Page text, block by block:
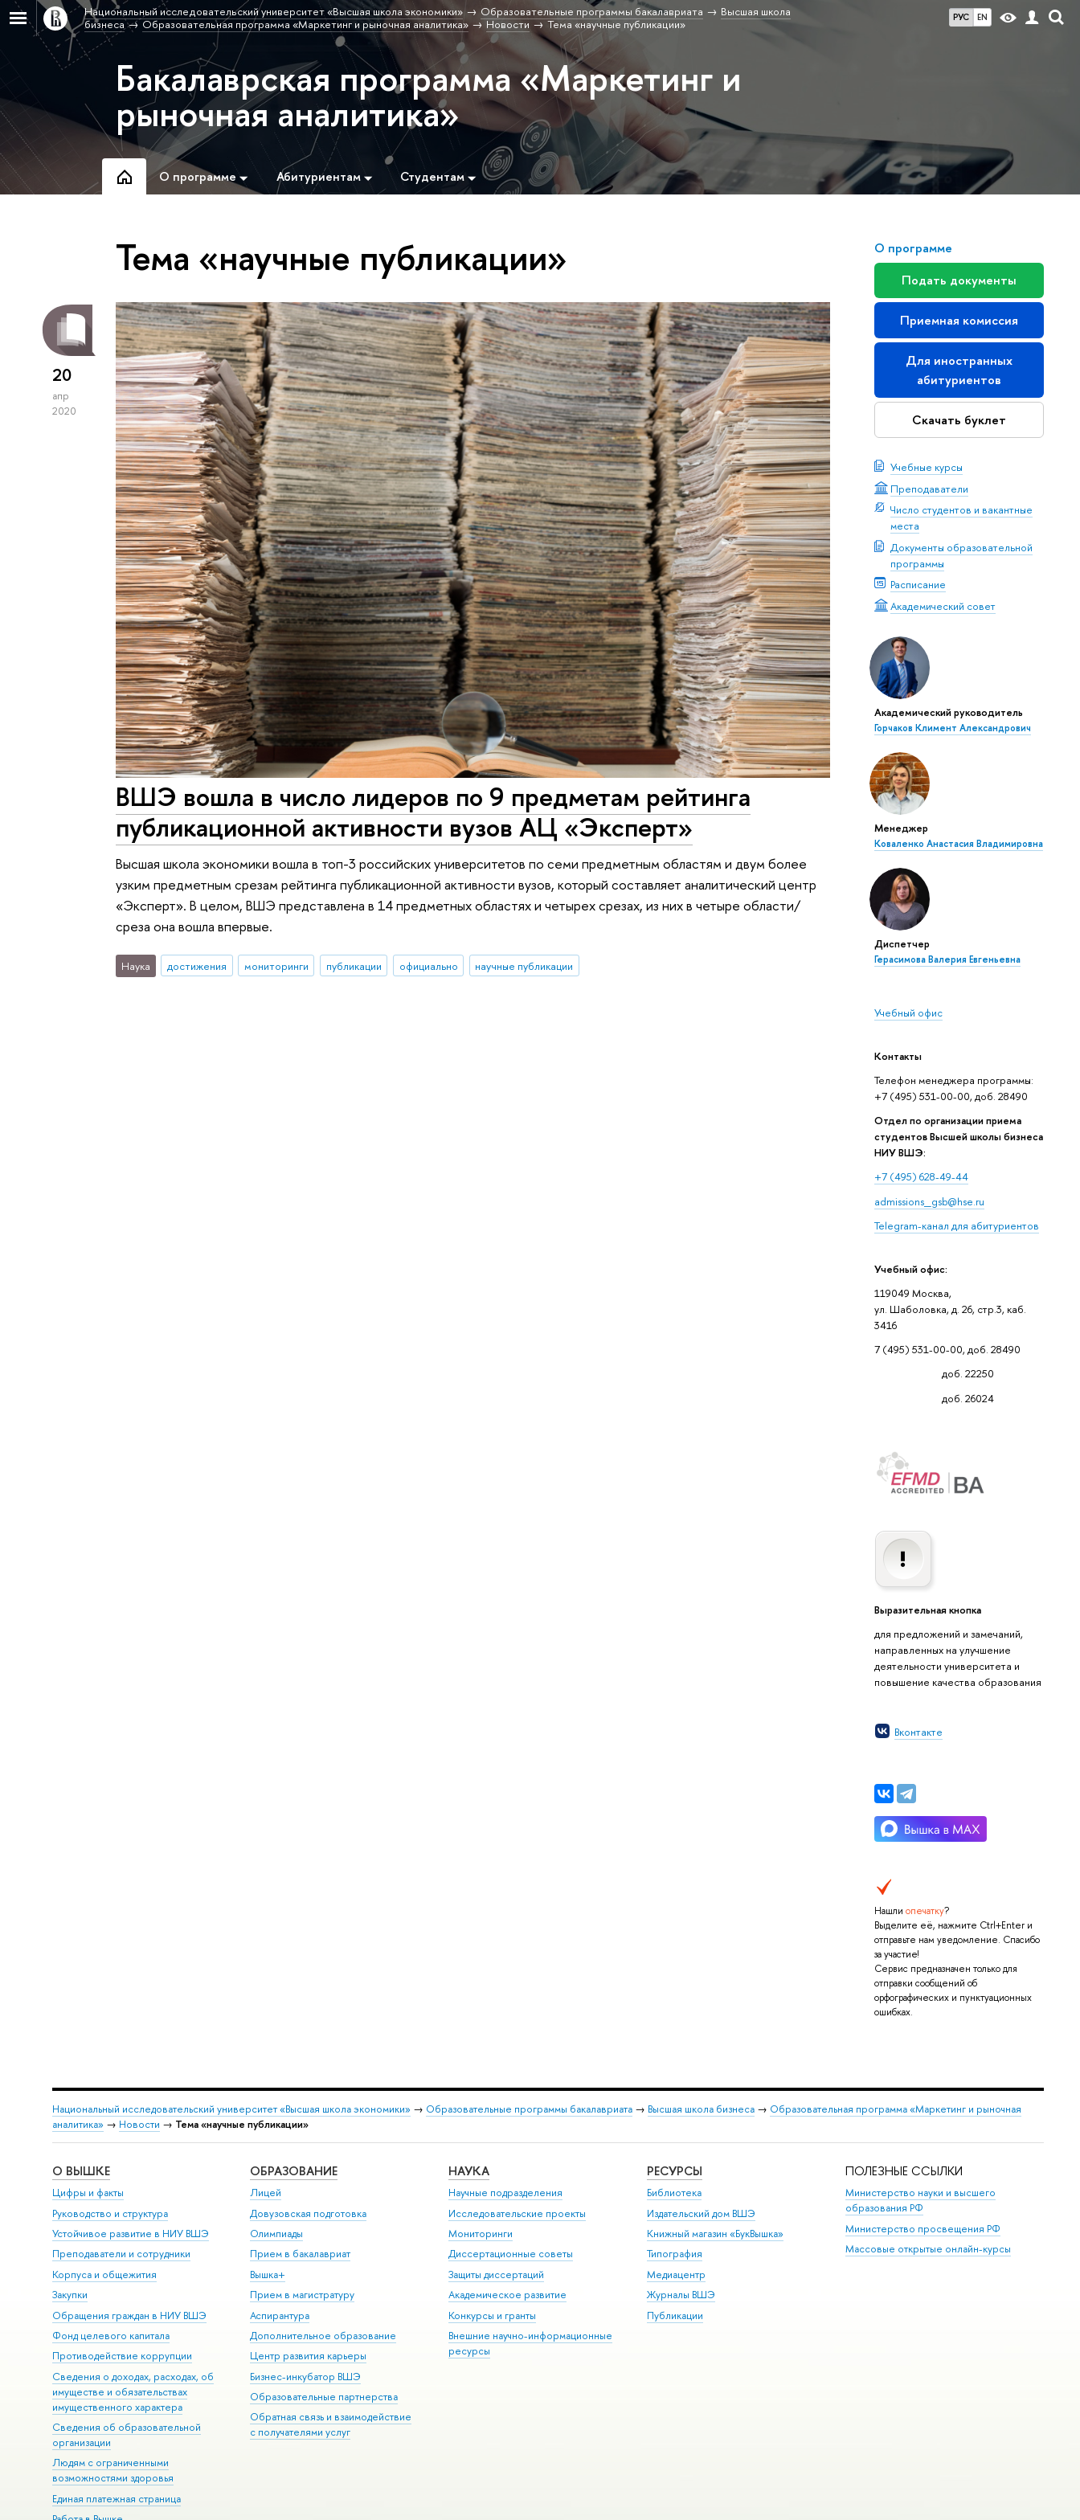
РУС EN
Национальный исследовательский университет «Высшая школа экономики» Образовательные программы бакалавриата
Высшая школа
бизнеса
Образовательная программа «Маркетинг и рыночная аналитика» Новости Тема «научные публикации»
Бакалаврская программа «Маркетинг и
рыночная аналитика»
О программе Абитуриентам Студентам
О программе
Подать документы
Приемная комиссия
Для иностранных
абитуриентов
Скачать буклет
Учебные курсы
Преподаватели
Число студентов и вакантные
места
Документы образовательной
программы
Расписание
Академический совет
Академический руководитель
Горчаков Климент Александрович
Менеджер
Коваленко Анастасия Владимировна
Диспетчер
Герасимова Валерия Евгеньевна
Учебный офис
Контакты
Телефон менеджера программы:
+7 (495) 531-00-00, доб. 28490
Отдел по организации приема
студентов Высшей школы бизнеса
НИУ ВШЭ:
+7 (495) 628-49-44
admissions_gsb@hse.ru
Telegram-канал для абитуриентов
Учебный офис:
119049 Москва,
ул. Шаболовка, д. 26, стр.3, каб.
3416
7 (495) 531-00-00, доб. 28490
доб. 22250
доб. 26024
Выразительная кнопка
для предложений и замечаний,
направленных на улучшение
деятельности университета и
повышение качества образования
Вконтакте
Нашли опечатку?
Выделите её, нажмите Ctrl+Enter и
отправьте нам уведомление. Спасибо
за участие!
Сервис предназначен только для
отправки сообщений об
орфографических и пунктуационных
ошибках.
Тема «научные публикации»
20
апр
2020
ВШЭ вошла в число лидеров по 9 предметам рейтинга
публикационной активности вузов АЦ «Эксперт»
Высшая школа экономики вошла в топ-3 российских университетов по семи предметным областям и двум более
узким предметным срезам рейтинга публикационной активности вузов, который составляет аналитический центр
«Эксперт». В целом, ВШЭ представлена в 14 предметных областях и четырех срезах, из них в четыре области/
среза она вошла впервые.
Наука достижения мониторинги публикации официально научные публикации
Национальный исследовательский университет «Высшая школа экономики» → Образовательные программы бакалавриата→ Высшая школа бизнеса→ Образовательная программа «Маркетинг и рыночная
аналитика» → Новости → Тема «научные публикации»
О ВЫШКЕ
Цифры и факты
Руководство и структура
Устойчивое развитие в НИУ ВШЭ
Преподаватели и сотрудники
Корпуса и общежития
Закупки
Обращения граждан в НИУ ВШЭ
Фонд целевого капитала
Противодействие коррупции
Сведения о доходах, расходах, об
имуществе и обязательствах
имущественного характера
Сведения об образовательной
организации
Людям с ограниченными
возможностями здоровья
Единая платежная страница
ОБРАЗОВАНИЕ
Лицей
Довузовская подготовка
Олимпиады
Прием в бакалавриат
Вышка+
Прием в магистратуру
Аспирантура
Дополнительное образование
Центр развития карьеры
Бизнес-инкубатор ВШЭ
Образовательные партнерства
Обратная связь и взаимодействие
с получателями услуг
НАУКА
Научные подразделения
Исследовательские проекты
Мониторинги
Диссертационные советы
Защиты диссертаций
Академическое развитие
Конкурсы и гранты
Внешние научно-информационные
ресурсы
РЕСУРСЫ
Библиотека
Издательский дом ВШЭ
Книжный магазин «БукВышка»
Типография
Медиацентр
Журналы ВШЭ
Публикации
ПОЛЕЗНЫЕ ССЫЛКИ
Министерство науки и высшего
образования РФ
Министерство просвещения РФ
Массовые открытые онлайн-курсы